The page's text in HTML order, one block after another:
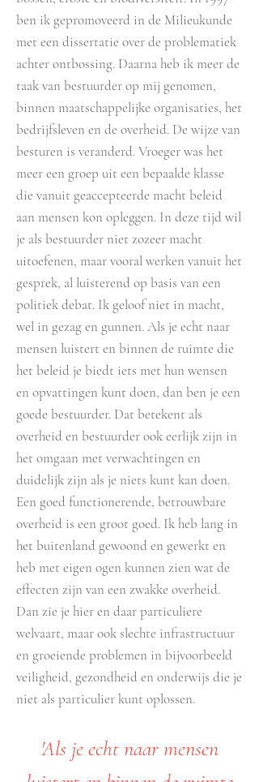
ben ik gepromoveerd in de Milieukunde
met een dissertatie over de problematiek
achter ontbossing. Daarna heb ik meer de
taak van bestuurder op mij genomen,
binnen maatschappelijke organisaties, het
bedrijfsleven en de overheid. De wijze van
besturen is veranderd. Vroeger was het
meer een groep uit een bepaalde klasse
die vanuit geaccepteerde macht beleid
aan mensen kon opleggen. In deze tijd wil
je als bestuurder niet zozeer macht
uitoefenen, maar vooral werken vanuit het
gesprek, al luisterend op basis van een
politiek debat. Ik geloof niet in macht,
wel in gezag en gunnen. Als je echt naar
mensen luistert en binnen de ruimte die
het beleid je biedt iets met hun wensen
en opvattingen kunt doen, dan ben je een
goede bestuurder. Dat betekent als
overheid en bestuurder ook eerlijk zijn in
het omgaan met verwachtingen en
duidelijk zijn als je niets kunt kan doen.
Een goed functionerende, betrouwbare
overheid is een groot goed. Ik heb lang in
het buitenland gewoond en gewerkt en
heb met eigen ogen kunnen zien wat de
effecten zijn van een zwakke overheid.
Dan zie je hier en daar particuliere
welvaart, maar ook slechte infrastructuur
en groeiende problemen in bijvoorbeeld
veiligheid, gezondheid en onderwijs die je
niet als particulier kunt oplossen.
'Als je echt naar mensen